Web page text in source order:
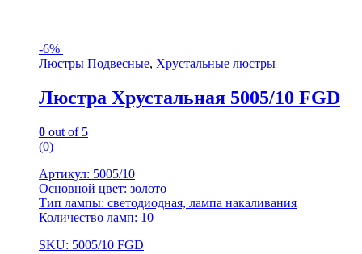
-6%
Люстры Подвесные, Хрустальные люстры
Люстра Хрустальная 5005/10 FGD
0 out of 5
(0)
Артикул: 5005/10
Основной цвет: золото
Тип лампы: светодиодная, лампа накаливания
Количество ламп: 10
SKU: 5005/10 FGD